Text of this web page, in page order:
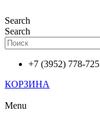
к
содержимому
Search
Search
+7 (3952) 778-725
КОРЗИНА
Menu